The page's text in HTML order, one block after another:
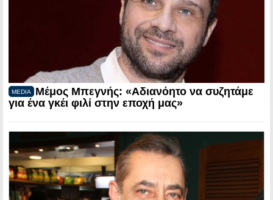
MEDIA
Μέμος Μπεγνής: «Αδιανόητο να συζητάμε
για ένα γκέι φιλί στην εποχή μας»